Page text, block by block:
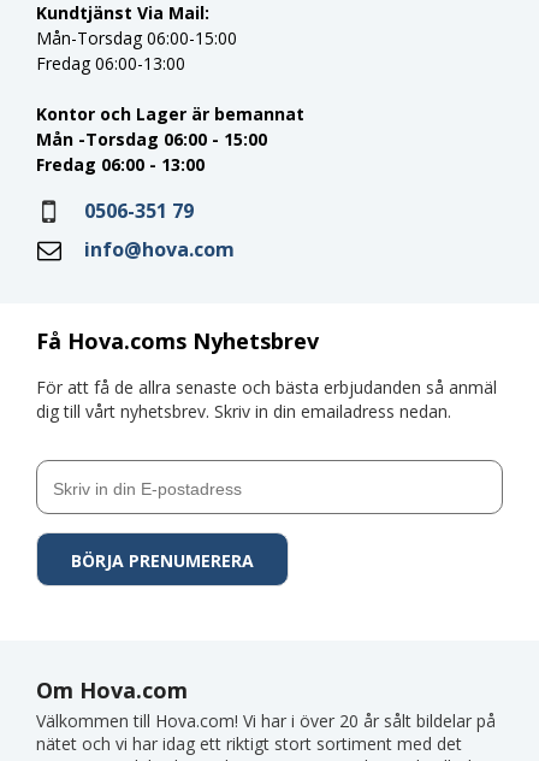
Få Hova.coms Nyhetsbrev
För att få de allra senaste och bästa erbjudanden så anmäl
dig till vårt nyhetsbrev. Skriv in din emailadress nedan.
Kundtjänst Via Mail:
Mån-Torsdag 06:00-15:00
Fredag 06:00-13:00
Kontor och Lager är bemannat
Mån -Torsdag 06:00 - 15:00
Fredag 06:00 - 13:00
0506-351 79
info@hova.com
Om Hova.com
Välkommen till Hova.com! Vi har i över 20 år sålt bildelar på
nätet och vi har idag ett riktigt stort sortiment med det